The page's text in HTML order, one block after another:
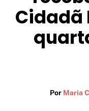
Cidadã
Por Maria